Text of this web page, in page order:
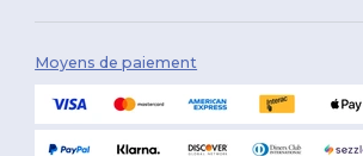
Moyens de paiement